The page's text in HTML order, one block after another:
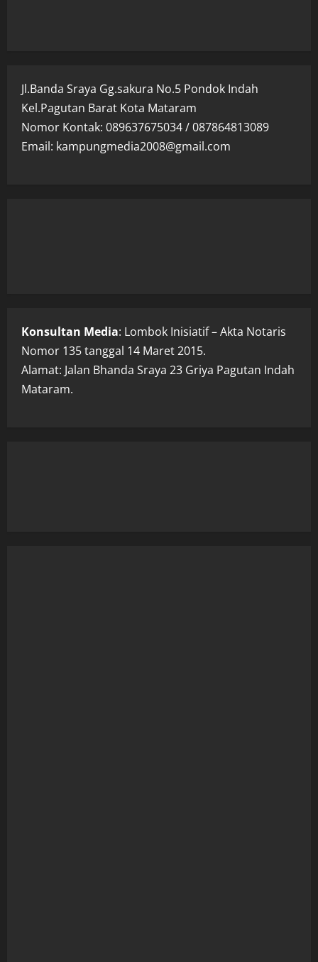
Jl.Banda Sraya Gg.sakura No.5 Pondok Indah
Kel.Pagutan Barat Kota Mataram
Nomor Kontak: 089637675034 / 087864813089
Email: kampungmedia2008@gmail.com
Konsultan Media: Lombok Inisiatif – Akta Notaris
Nomor 135 tanggal 14 Maret 2015.
Alamat: Jalan Bhanda Sraya 23 Griya Pagutan Indah
Mataram.